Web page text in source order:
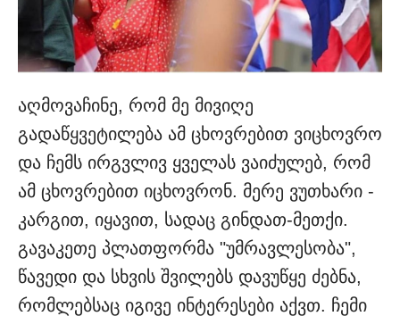
აღმოვაჩინე, რომ მე მივიღე
გადაწყვეტილება ამ ცხოვრებით ვიცხოვრო
და ჩემს ირგვლივ ყველას ვაიძულებ, რომ
ამ ცხოვრებით იცხოვრონ. მერე ვუთხარი -
კარგით, იყავით, სადაც გინდათ-მეთქი.
გავაკეთე პლათფორმა "უმრავლესობა",
წავედი და სხვის შვილებს დავუწყე ძებნა,
რომლებსაც იგივე ინტერესები აქვთ. ჩემი